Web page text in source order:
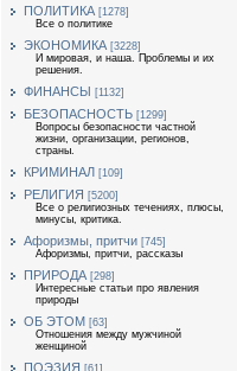
ПОЛИТИКА [1278]
Все о политике
ЭКОНОМИКА [3228]
И мировая, и наша. Проблемы и их
решения.
ФИНАНСЫ [1132]
БЕЗОПАСНОСТЬ [1299]
Вопросы безопасности частной
жизни, организации, регионов,
страны.
КРИМИНАЛ [109]
РЕЛИГИЯ [5200]
Все о религиозных течениях, плюсы,
минусы, критика.
Афоризмы, притчи [745]
Афоризмы, притчи, рассказы
ПРИРОДА [298]
Интересные статьи про явления
природы
ОБ ЭТОМ [63]
Отношения между мужчиной
женщиной
ПОЭЗИЯ [61]